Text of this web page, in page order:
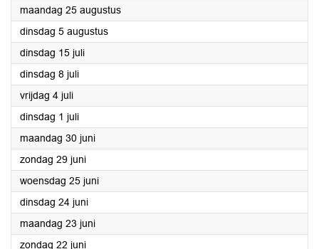
maandag 25 augustus2025
dinsdag 5 augustus2025
dinsdag 15 juli2025
dinsdag 8 juli2025
vrijdag 4 juli2025
dinsdag 1 juli2025
maandag 30 juni2025
zondag 29 juni2025
woensdag 25 juni2025
dinsdag 24 juni2025
maandag 23 juni2025
zondag 22 juni2025